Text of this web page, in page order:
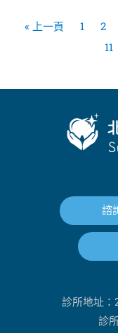
« 上一頁 1 2
11
諮
診所地址：
診